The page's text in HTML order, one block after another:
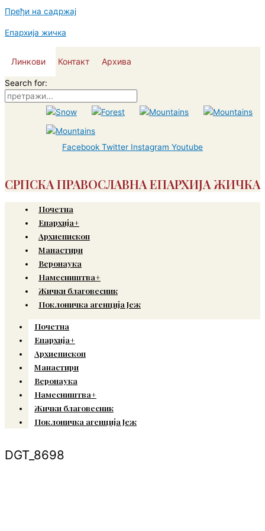
Пређи на садржај
Епархија жичка
Линкови Контакт Архива
Search for:
Facebook Twitter Instagram Youtube
СРПСКА ПРАВОСЛАВНА ЕПАРХИЈА ЖИЧКА
Почетна
Епархија+
Архиепископ
Манастири
Веронаука
Намесништва+
Жички благовесник
Поклоничка агенција Јеж
Почетна
Епархија+
Архиепископ
Манастири
Веронаука
Намесништва+
Жички благовесник
Поклоничка агенција Јеж
DGT_8698